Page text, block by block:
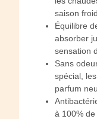
saison
Équilibre
absorber
sensation
Sans
spécial,
parfum
à 100%